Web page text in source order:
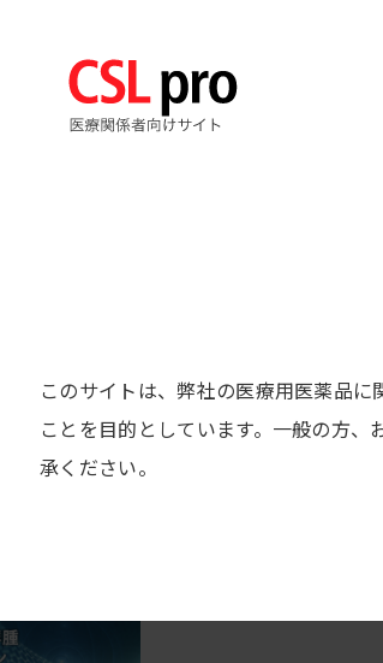
・著者
子遺伝学
事
このサイトは、弊社の医療用医薬品
ことを目的としています。一般の方
承ください。